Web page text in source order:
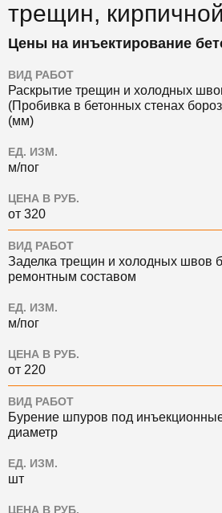
трещин,
Цены на инъектирование
ВИД РАБОТ
Раскрытие трещин и холодных
(Пробивка в бетонных стенах
(мм)
ЕД. ИЗМ.
м/пог
ЦЕНА В РУБ.
от 320
ВИД РАБОТ
Заделка трещин и холодных швов
ремонтным составом
ЕД. ИЗМ.
м/пог
ЦЕНА В РУБ.
от 220
ВИД РАБОТ
Бурение шпуров под
диаметр
ЕД. ИЗМ.
шт
ЦЕНА В РУБ.